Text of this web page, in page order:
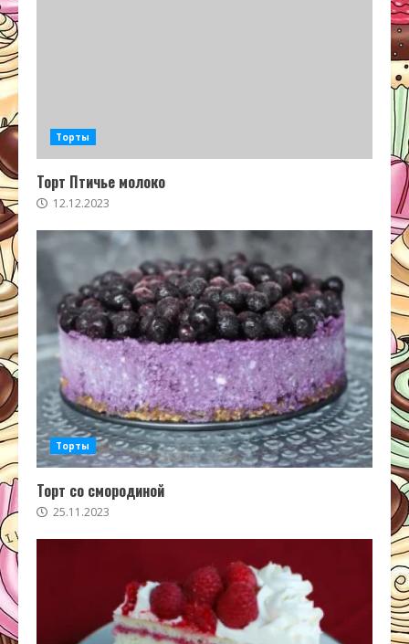
Торты
Торт Птичье молоко
12.12.2023
Торты
Торт со смородиной
25.11.2023